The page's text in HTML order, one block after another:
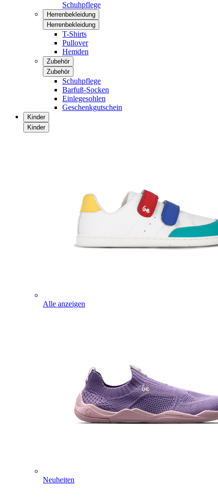
Schuhpflege
Herrenbekleidung
Herrenbekleidung
T-Shirts
Pullover
Hemden
Zubehör
Zubehör
Schuhpflege
Barfuß-Socken
Einlegesohlen
Geschenkgutschein
Kinder
Kinder
Alle anzeigen
Neuheiten